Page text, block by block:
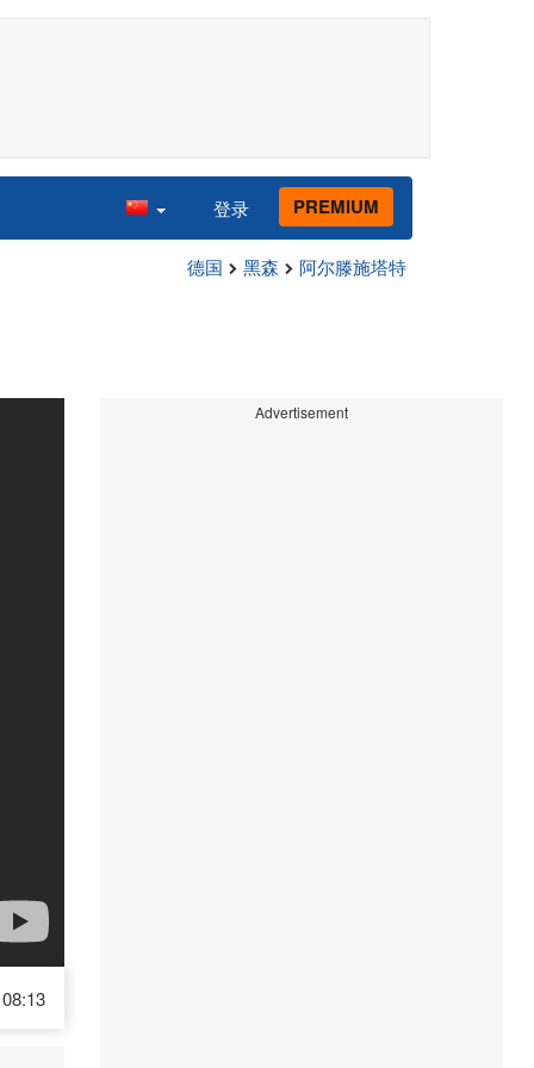
登录 PREMIUM
德国 黑森 阿尔滕施塔特
08:13
Advertisement